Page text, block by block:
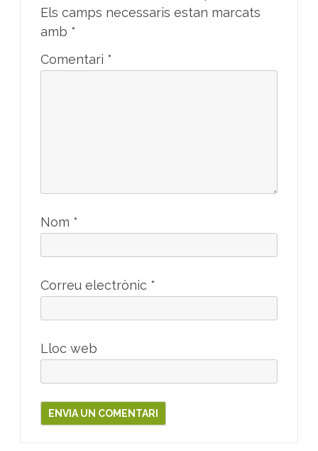
Els camps necessaris estan marcats
amb *
Comentari *
Nom *
Correu electrònic *
Lloc web